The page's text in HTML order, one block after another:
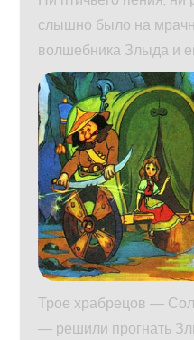
слышно было на
волшебника Злыда и
Трое храбрецов —
— решили прогнать